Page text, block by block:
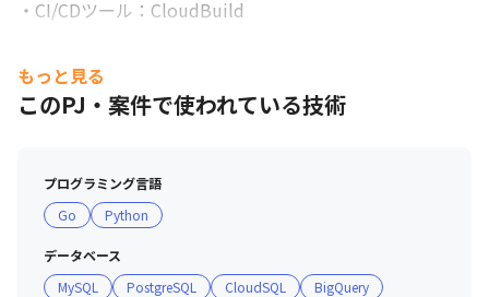
・CI/CDツール：CloudBuild
■ チーム詳細（2025年4月時点）
・アナリティクス&テクノロジー部：33名
∟テクノロジーG：15名
GCP、AWS、Microsoft Azureなどを活用し、データ分析
基盤の構築・運用を行う組織です。
もっと見る
このPJ・案件で使われている技術
プログラミング言語
Go
Python
データベース
MySQL
PostgreSQL CloudSQL BigQuery